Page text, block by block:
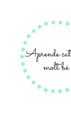
contenido